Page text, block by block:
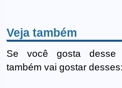
Veja também
Se você gosta desse
também vai gostar desses: